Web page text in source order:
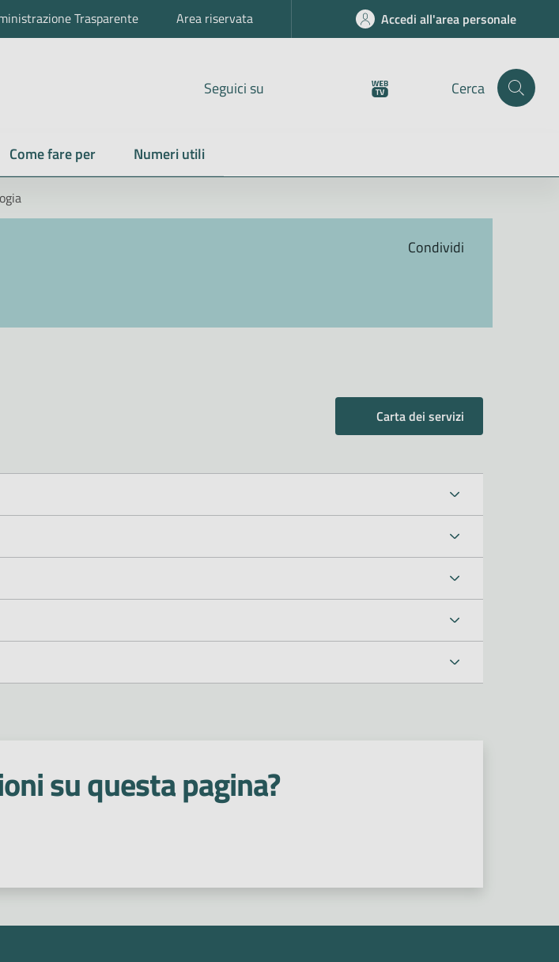
Trasparente Area riservata Accedi all'area personale
Seguici su Cerca
Come fare per Numeri utili
Condividi
Carta dei servizi
su questa pagina?